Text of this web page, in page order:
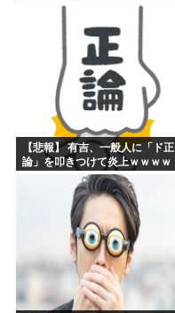
【悲報】 有吉、一般人に「ド正
論」を叩きつけて炎上ｗｗｗｗ